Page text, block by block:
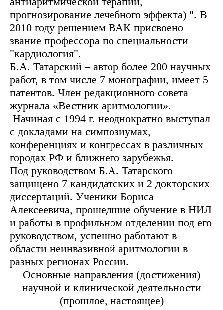
прогнозирование лечебного эффекта) ". В
2010 году решением ВАК присвоено
звание профессора по специальности
"кардиология".
Б.А. Татарский – автор более 200 научных
работ, в том числе 7 монографии, имеет 5
патентов. Член редакционного совета
журнала «Вестник аритмологии».
Начиная с 1994 г. неоднократно выступал
с докладами на симпозиумах,
конференциях и конгрессах в различных
городах РФ и ближнего зарубежья.
Под руководством Б.А. Татарского
защищено 7 кандидатских и 2 докторских
диссертаций. Ученики Бориса
Алексеевича, прошедшие обучение в НИЛ
и работы в профильном отделении под его
руководством, успешно работают в
области неинвазивной аритмологии в
разных регионах России.
Основные направления (достижения)
научной и клинической деятельности
(прошлое, настоящее)